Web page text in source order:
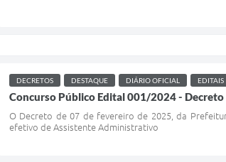
DECRETOS DESTAQUE DIÁRIO OFICIAL EDITAIS
Concurso Público Edital 001/2024 - Decreto
O Decreto de 07 de fevereiro de 2025, da
efetivo de Assistente Administrativo